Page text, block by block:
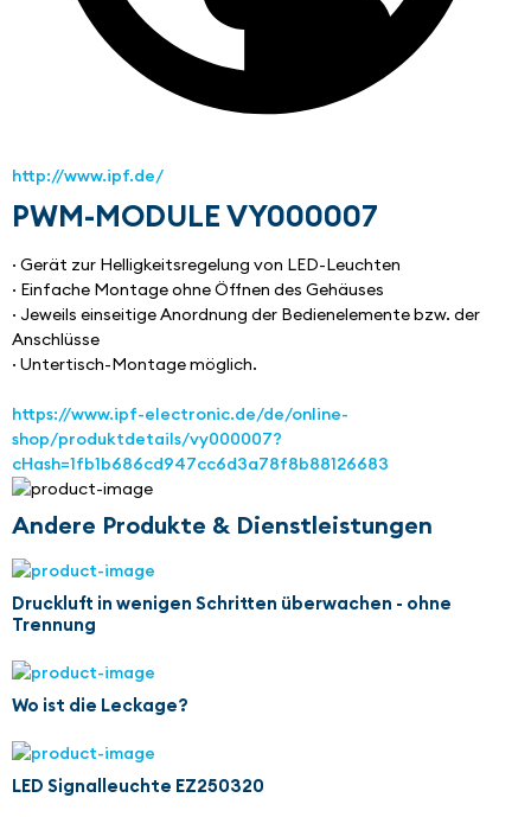
http://www.ipf.de/
PWM-MODULE VY000007
· Gerät zur Helligkeitsregelung von LED-Leuchten
· Einfache Montage ohne Öffnen des Gehäuses
· Jeweils einseitige Anordnung der Bedienelemente bzw. der
Anschlüsse
· Untertisch-Montage möglich.
https://www.ipf-electronic.de/de/online-
shop/produktdetails/vy000007?
cHash=1fb1b686cd947cc6d3a78f8b88126683
Andere Produkte & Dienstleistungen
Druckluft in wenigen Schritten überwachen - ohne
Trennung
Wo ist die Leckage?
LED Signalleuchte EZ250320